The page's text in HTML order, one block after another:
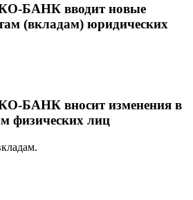
БАНК вводит новые
(вкладам) юридических
БАНК вносит изменения в
физических лиц